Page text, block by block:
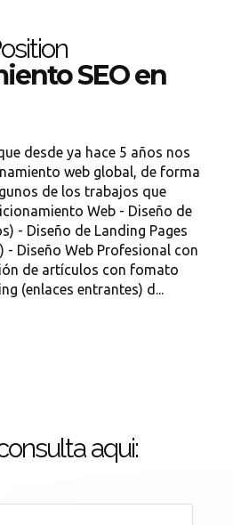
SEO en
desde ya hace 5 años nos
web global, de forma
de los trabajos que
Web - Diseño de
- Diseño de Landing Pages
- Diseño Web Profesional con
de artículos con fomato
(enlaces entrantes) d...
aqui: